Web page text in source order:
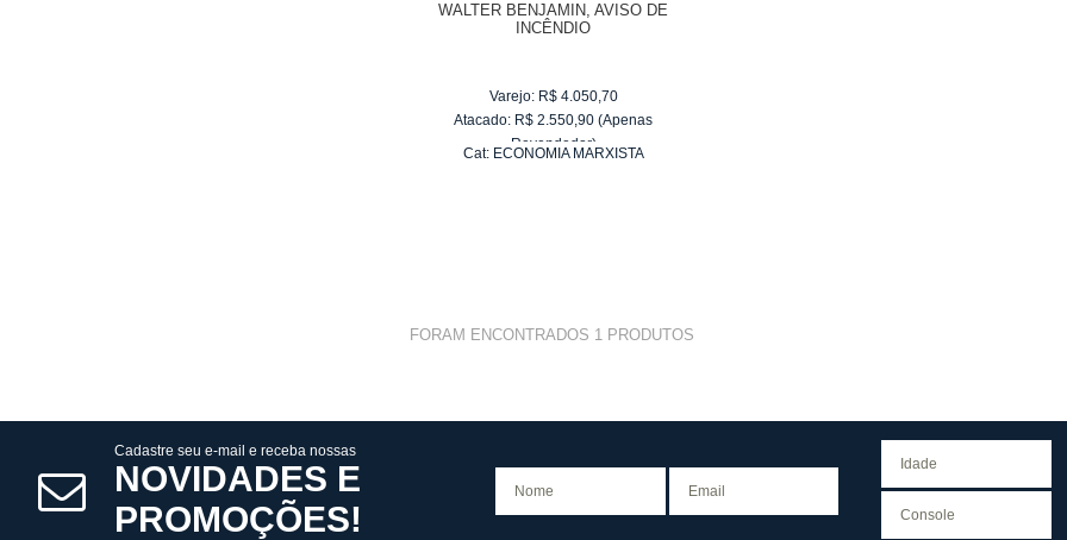
WALTER BENJAMIN, AVISO DE
INCÊNDIO
Varejo: R$ 4.050,70
Atacado: R$ 2.550,90 (Apenas
Revendedor)
Cat: ECONOMIA MARXISTA
FORAM ENCONTRADOS 1PRODUTOS
Cadastre seu e-mail e receba nossas
NOVIDADES E
PROMOÇÕES!